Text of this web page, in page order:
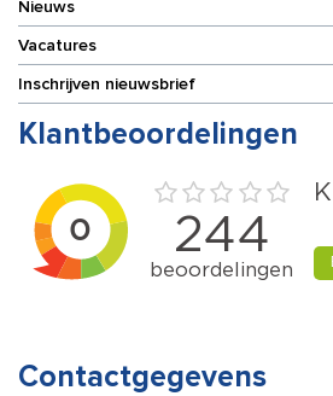
Nieuws
Vacatures
Inschrijven nieuwsbrief
Klantbeoordelingen
Contactgegevens